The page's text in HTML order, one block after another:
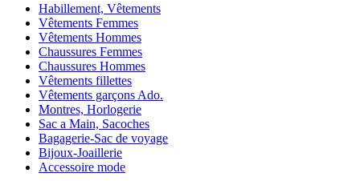
Habillement, Vêtements
Vêtements Femmes
Vêtements Hommes
Chaussures Femmes
Chaussures Hommes
Vêtements fillettes
Vêtements garçons Ado.
Montres, Horlogerie
Sac a Main, Sacoches
Bagagerie-Sac de voyage
Bijoux-Joaillerie
Accessoire mode